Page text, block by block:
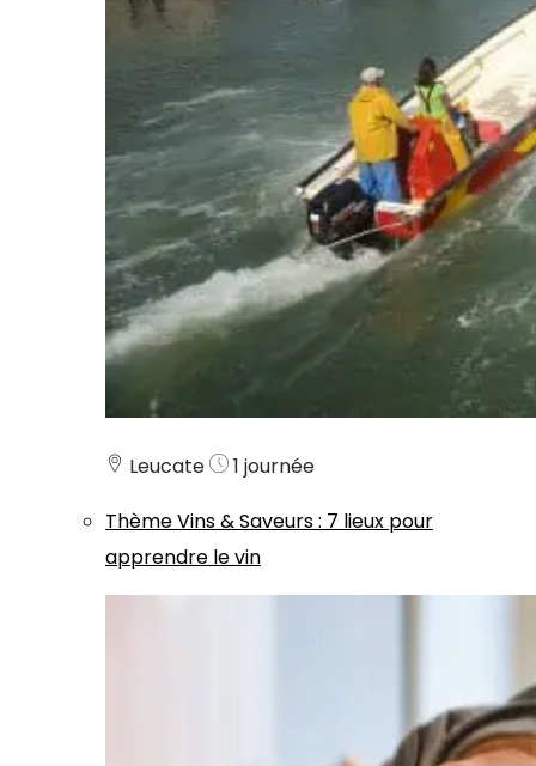
Leucate
1 journée
ThèmeVins & Saveurs: 7 lieux pour
apprendre le vin